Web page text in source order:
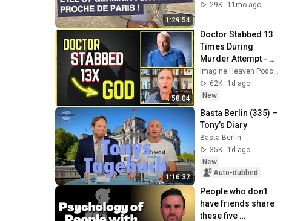
1:29:54
29K
11mo ago
58:04
Doctor Stabbed 13
Times During
Murder Attempt -
Then God Showed
Up | Near Death
Experience
Imagine Heaven Podcast with John Burke
62K
1d ago
New
1:16:32
Basta Berlin (335) –
Tony’s Diary
Basta Berlin
35K
1d ago
New
Auto-dubbed
People who don’t
have friends share
these five